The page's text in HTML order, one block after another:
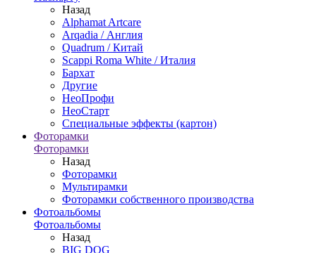
Назад
Alphamat Artcare
Arqadia / Англия
Quadrum / Китай
Scappi Roma White / Италия
Бархат
Другие
НеоПрофи
НеоСтарт
Специальные эффекты (картон)
Фоторамки
Фоторамки
Назад
Фоторамки
Мультирамки
Фоторамки собственного производства
Фотоальбомы
Фотоальбомы
Назад
BIG DOG